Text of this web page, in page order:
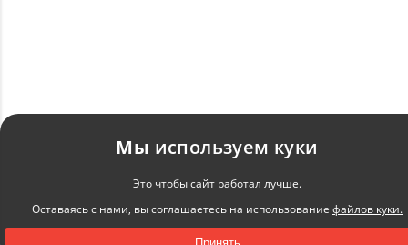
Мы используем куки
Это чтобы сайт работал лучше.
Оставаясь с нами, вы соглашаетесь на использование файлов куки.
Принять